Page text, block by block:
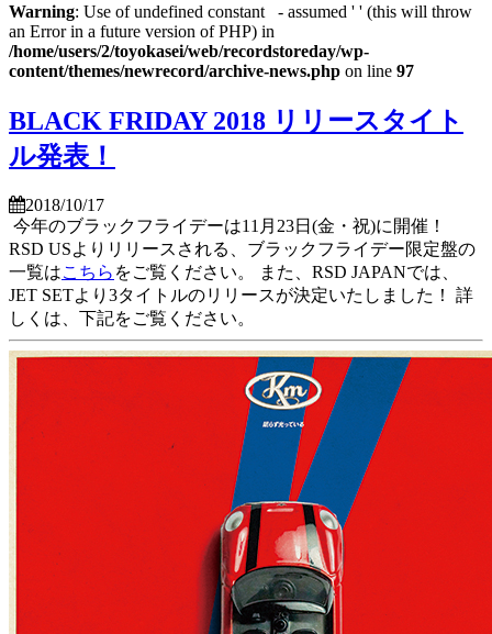
Warning: Use of undefined constant - assumed ' ' (this will throw
an Error in a future version of PHP) in
/home/users/2/toyokasei/web/recordstoreday/wp-
content/themes/newrecord/archive-news.php on line 97
BLACK FRIDAY 2018 リリースタイト
ル発表！
2018/10/17
今年のブラックフライデーは11月23日(金・祝)に開催！
RSD USよりリリースされる、ブラックフライデー限定盤の
一覧はこちら をご覧ください。 また、RSD JAPANでは、
JET SETより3タイトルのリリースが決定いたしました！ 詳
しくは、下記をご覧ください。